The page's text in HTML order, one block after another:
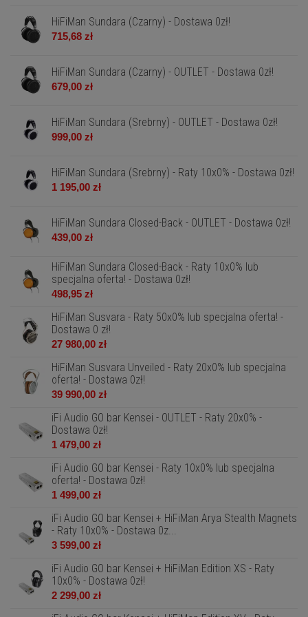
HiFiMan Sundara (Czarny) - Dostawa 0zł!
715,68 zł
HiFiMan Sundara (Czarny) - OUTLET - Dostawa 0zł!
679,00 zł
HiFiMan Sundara (Srebrny) - OUTLET - Dostawa 0zł!
999,00 zł
HiFiMan Sundara (Srebrny) - Raty 10x0% - Dostawa 0zł!
1 195,00 zł
HiFiMan Sundara Closed-Back - OUTLET - Dostawa 0zł!
439,00 zł
HiFiMan Sundara Closed-Back - Raty 10x0% lub
specjalna oferta! - Dostawa 0zł!
498,95 zł
HiFiMan Susvara - Raty 50x0% lub specjalna oferta! -
Dostawa 0 zł!
27 980,00 zł
HiFiMan Susvara Unveiled - Raty 20x0% lub specjalna
oferta! - Dostawa 0zł!
39 990,00 zł
iFi Audio GO bar Kensei - OUTLET - Raty 20x0% -
Dostawa 0zł!
1 479,00 zł
iFi Audio GO bar Kensei - Raty 10x0% lub specjalna
oferta! - Dostawa 0zł!
1 499,00 zł
iFi Audio GO bar Kensei + HiFiMan Arya Stealth Magnets
- Raty 10x0% - Dostawa 0z...
3 599,00 zł
iFi Audio GO bar Kensei + HiFiMan Edition XS - Raty
10x0% - Dostawa 0zł!
2 299,00 zł